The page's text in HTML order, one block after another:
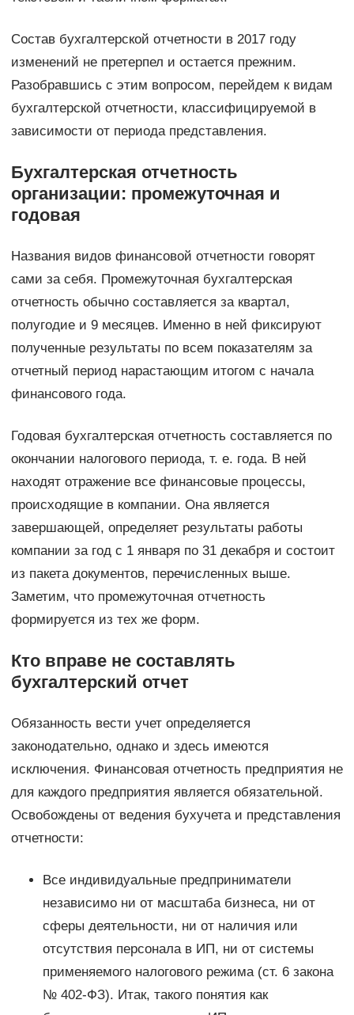
Состав бухгалтерской отчетности в 2017 году
изменений не претерпел и остается прежним.
Разобравшись с этим вопросом, перейдем к видам
бухгалтерской отчетности, классифицируемой в
зависимости от периода представления.
Бухгалтерская отчетность
организации: промежуточная и
годовая
Названия видов финансовой отчетности говорят
сами за себя. Промежуточная бухгалтерская
отчетность обычно составляется за квартал,
полугодие и 9 месяцев. Именно в ней фиксируют
полученные результаты по всем показателям за
отчетный период нарастающим итогом с начала
финансового года.
Годовая бухгалтерская отчетность составляется по
окончании налогового периода, т. е. года. В ней
находят отражение все финансовые процессы,
происходящие в компании. Она является
завершающей, определяет результаты работы
компании за год с 1 января по 31 декабря и состоит
из пакета документов, перечисленных выше.
Заметим, что промежуточная отчетность
формируется из тех же форм.
Кто вправе не составлять
бухгалтерский отчет
Обязанность вести учет определяется
законодательно, однако и здесь имеются
исключения. Финансовая отчетность предприятия не
для каждого предприятия является обязательной.
Освобождены от ведения бухучета и представления
отчетности:
Все индивидуальные предприниматели
независимо ни от масштаба бизнеса, ни от
сферы деятельности, ни от наличия или
отсутствия персонала в ИП, ни от системы
применяемого налогового режима (ст. 6 закона
№ 402-ФЗ). Итак, такого понятия как